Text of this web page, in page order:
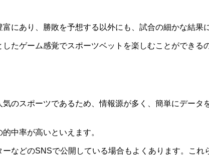
にあり、勝敗を予想する以外にも、試合の細かな結果
たゲーム感覚でスポーツベットを楽しむことができる
のスポーツであるため、情報源が多く、簡単にデータ
中率が高いといえます。
などのSNSで公開している場合もよくあります。こ